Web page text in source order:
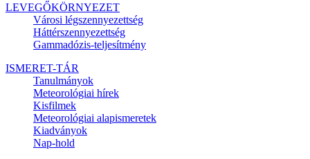
LEVEGŐKÖRNYEZET
Városi légszennyezettség
Háttérszennyezettség
Gammadózis-teljesítmény
ISMERET-TÁR
Tanulmányok
Meteorológiai hírek
Kisfilmek
Meteorológiai alapismeretek
Kiadványok
Nap-hold